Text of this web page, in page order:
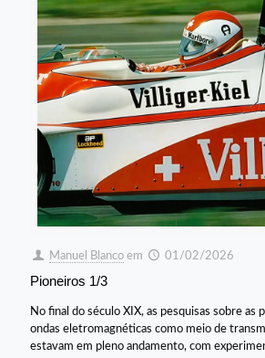
Manuel Blanco em 01/02/2026
Pioneiros 1/3
No final do século XIX, as pesquisas sobre as
ondas eletromagnéticas como meio de
estavam em pleno andamento, com